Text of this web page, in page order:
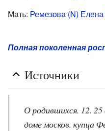
Мать: Ремезова (N)
Полная поколенная
Источники
О родившихся. 12.
доме москов. купца